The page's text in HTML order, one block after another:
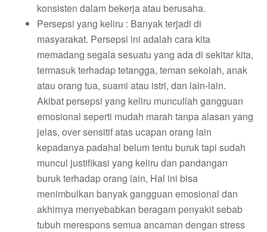
konsisten dalam bekerja atau berusaha.
Persepsi yang keliru : Banyak terjadi di
masyarakat. Persepsi ini adalah cara kita
memadang segala sesuatu yang ada di sekitar kita,
termasuk terhadap tetangga, teman sekolah, anak
atau orang tua, suami atau istri, dan lain-lain.
Akibat persepsi yang keliru muncullah gangguan
emosional seperti mudah marah tanpa alasan yang
jelas, over sensitif atas ucapan orang lain
kepadanya padahal belum tentu buruk tapi sudah
muncul justifikasi yang keliru dan pandangan
buruk terhadap orang lain, Hal ini bisa
menimbulkan banyak gangguan emosional dan
akhirnya menyebabkan beragam penyakit sebab
tubuh merespons semua ancaman dengan stress